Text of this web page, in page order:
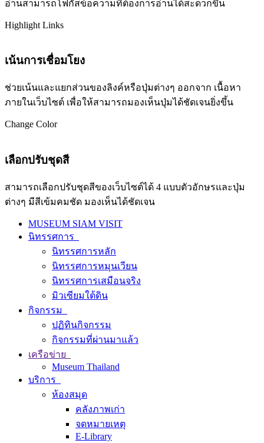
อ่านสามารถโฟกัสข้อความที่ต้องการอ่านได้สะดวกขึ้น
Highlight Links
เน้นการเชื่อมโยง
ช่วยเน้นและแยกส่วนของลิงค์หรือปุ่มต่างๆ ออกจาก เนื้อหา
ภายในเว็บไซต์ เพื่อให้สามารถมองเห็นปุ่มได้ชัดเจนยิ่งขึ้น
Change Color
เลือกปรับชุดสี
สามารถเลือกปรับชุดสีของเว็บไซต์ได้ 4 แบบตัวอักษรและปุ่ม
ต่างๆ มีสีเข้มคมชัด มองเห็นได้ชัดเจน
MUSEUM SIAM VISIT
นิทรรศการ
นิทรรศการหลัก
นิทรรศการหมุนเวียน
นิทรรศการเสมือนจริง
มิวเซียมใต้ดิน
กิจกรรม
ปฏิทินกิจกรรม
กิจกรรมที่ผ่านมาแล้ว
เครือข่าย
Museum Thailand
บริการ
ห้องสมุด
คลังภาพเก่า
จดหมายเหตุ
E-Library